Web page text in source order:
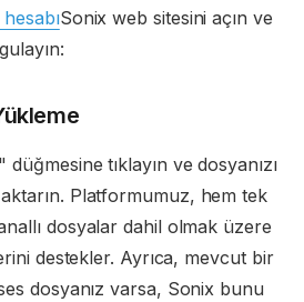
Sonix web sitesini açın ve
tıklayın ve dosyanızı
Platformumuz, hem tek
dosyalar dahil olmak üzere
destekler. Ayrıca, mevcut bir
dosyanız varsa, Sonix bunu